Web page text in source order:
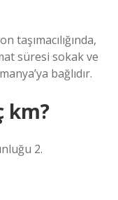
taşımacılığında,
süresi sokak ve
bağlıdır.
km?
2.